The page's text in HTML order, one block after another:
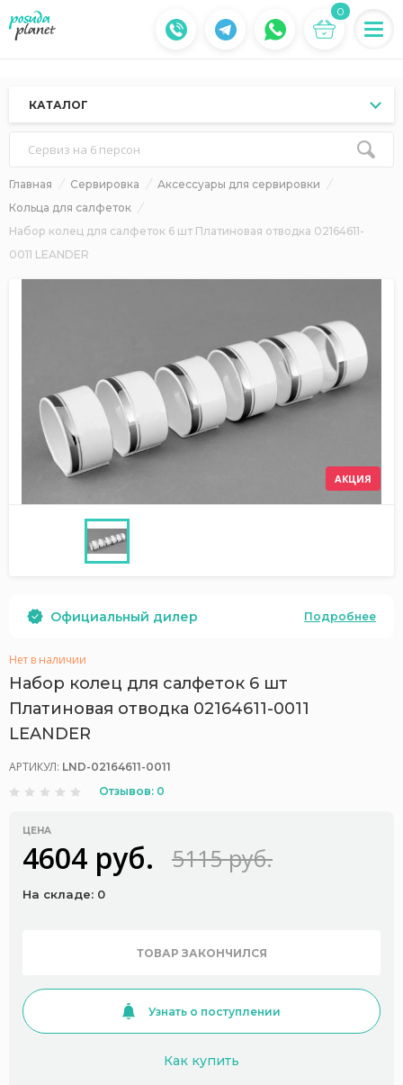
0
КАТАЛОГ
Сервиз на 6 персон
Главная Сервировка
Аксессуары для сервировки
Кольца для салфеток
Набор колец для салфеток 6 шт Платиновая отводка 02164611-
0011 LEANDER
АКЦИЯ
Официальный дилер Подробнее
Нет в наличии
Набор колец для салфеток 6 шт
Платиновая отводка 02164611-0011
LEANDER
АРТИКУЛ: LND-02164611-0011
Отзывов: 0
ЦЕНА
4604 руб. 5115 руб.
На складе: 0
ТОВАР ЗАКОНЧИЛСЯ
Узнать о поступлении
Как купить